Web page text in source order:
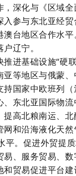
深化与《区域
参与东北亚经
台地区合作水
辽宁。
进基础设施“硬
等地区与俄蒙
国家中欧班列
东北亚国际物
提高北粮南运、
和沿海液化天
平。促进外贸提
、服务贸易、
贸易促进平台